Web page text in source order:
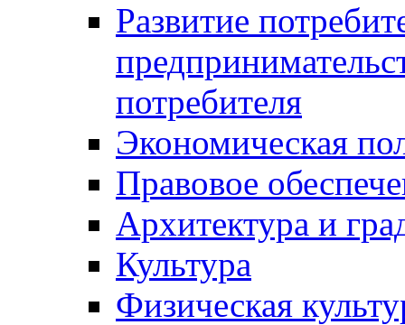
Развитие
потребителя
Экономическая
Правовое
Архитектура и
Культура
Физическая